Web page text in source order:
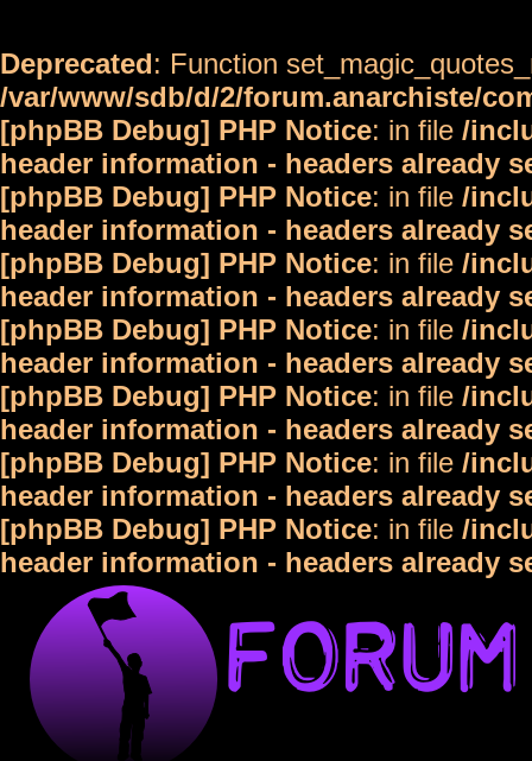
Deprecated: Function
/var/www/sdb/d/2/forum.anarchiste/
[phpBB Debug] PHP Notice: in file /
header information - headers already
[phpBB Debug] PHP Notice: in file /
header information - headers already
[phpBB Debug] PHP Notice: in file /
header information - headers already
[phpBB Debug] PHP Notice: in file /
header information - headers already
[phpBB Debug] PHP Notice: in file /
header information - headers already
[phpBB Debug] PHP Notice: in file /
header information - headers already
[phpBB Debug] PHP Notice: in file /
header information - headers already